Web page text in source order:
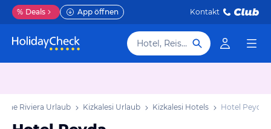
% Deals App öffnen Kontakt
Hotel, Reiseziel
Riviera Urlaub Kizkalesi Urlaub Kizkalesi Hotels Hotel Peyda